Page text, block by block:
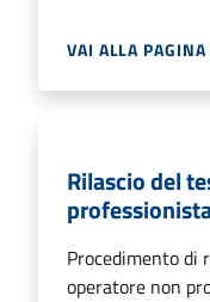
VAI ALLA PAGINA
Rilascio del
Procedimento di
operatore non